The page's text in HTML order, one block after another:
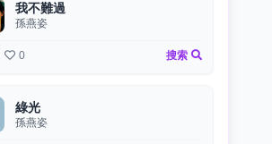
我不難過
孫燕姿
0 搜索
綠光
孫燕姿